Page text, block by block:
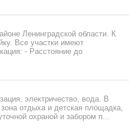
Ленинградской области. К
Все участки имеют
- Расстояние до
электричество, вода. В
отдыха и детская площадка,
охраной и забором п...